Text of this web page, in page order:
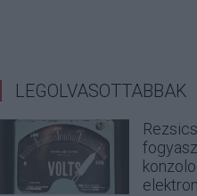
LEGOLVASOTTABBAK